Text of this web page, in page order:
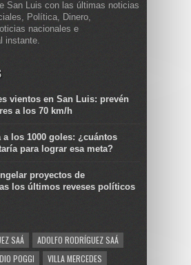
San Luis con las últimas noticias
Política, Dinero,
nacionales e
instante.
vientos en San Luis: prevén
a los 70 km/h
a los 1000 goles: ¿cuántos
para lograr esa meta?
proyectos de
los últimos reveses políticos
SAÁ
ADOLFO RODRÍGUEZ SAÁ
POGGI
VILLA MERCEDES